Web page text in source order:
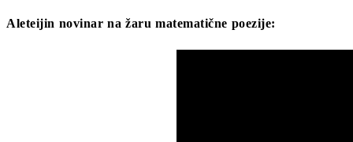
Aleteijin novinar na žaru matematične poezije: